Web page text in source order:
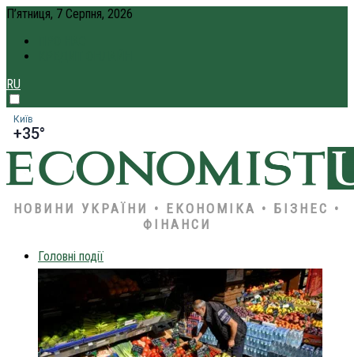
П’ятниця, 7 Серпня, 2026
RU
Київ
+35°
НОВИНИ УКРАЇНИ • ЕКОНОМІКА • БІЗНЕС •
ФІНАНСИ
Головні події